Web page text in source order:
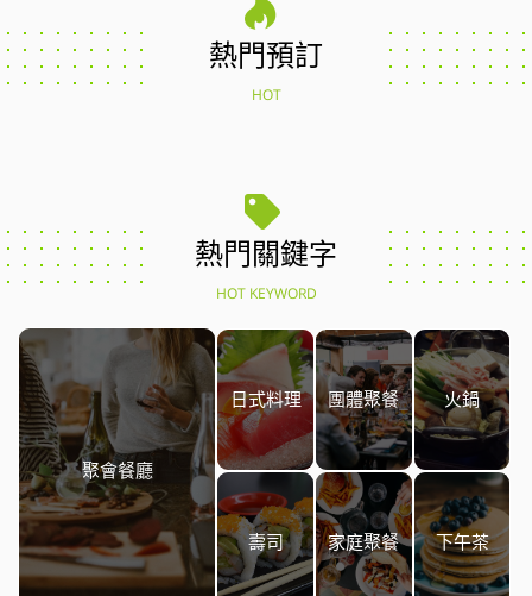
熱門預訂
HOT
熱門關鍵字
HOT KEYWORD
聚會餐廳
日式料理 團體聚餐 火鍋
壽司 家庭聚餐 下午茶